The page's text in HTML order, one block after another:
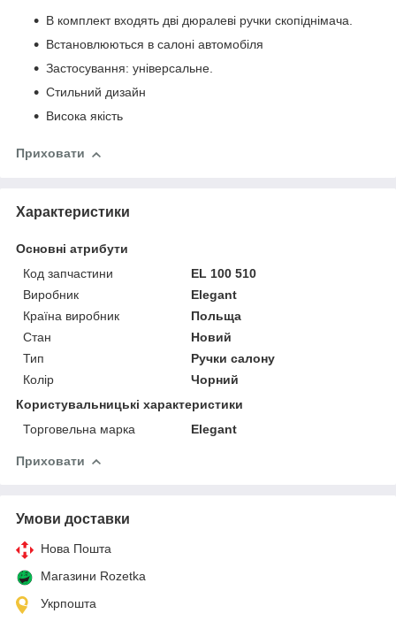
В комплект входять дві дюралеві ручки скопіднімача.
Встановлюються в салоні автомобіля
Застосування: універсальне.
Стильний дизайн
Висока якість
Приховати
Характеристики
Основні атрибути
Код запчастини
EL 100 510
Виробник
Elegant
Країна виробник
Польща
Стан
Новий
Тип
Ручки салону
Колір
Чорний
Користувальницькі характеристики
Торговельна марка
Elegant
Приховати
Умови доставки
Нова Пошта
Магазини Rozetka
Укрпошта